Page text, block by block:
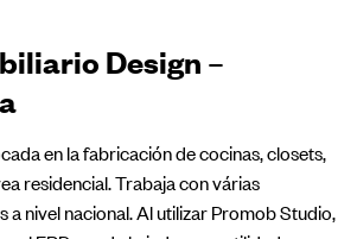
Design –
en la fabricación de cocinas, closets,
residencial. Trabaja con várias
a nivel nacional. Al utilizar Promob Studio,